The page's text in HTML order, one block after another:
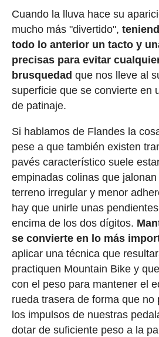
Cuando la lluva hace su
mucho más "divertido",
todo lo anterior un tacto y
precisas para evitar
brusquedad que nos lleve al
superficie que se convierte en
de patinaje.
Si hablamos de Flandes la
pese a que también existen
pavés característico suele
empinadas colinas que
terreno irregular y menor
hay que unirle unas
encima de los dos dígitos.
se convierte en lo más
aplicar una técnica que
practiquen Mountain Bike y
con el peso para mantener el
rueda trasera de forma que no
los impulsos de nuestras
dotar de suficiente peso a la